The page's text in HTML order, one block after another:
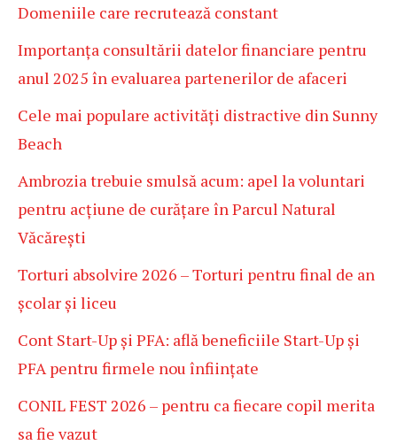
Domeniile care recrutează constant
Importanța consultării datelor financiare pentru
anul 2025 în evaluarea partenerilor de afaceri
Cele mai populare activități distractive din Sunny
Beach
Ambrozia trebuie smulsă acum: apel la voluntari
pentru acțiune de curățare în Parcul Natural
Văcărești
Torturi absolvire 2026 – Torturi pentru final de an
școlar și liceu
Cont Start-Up și PFA: află beneficiile Start-Up și
PFA pentru firmele nou înființate
CONIL FEST 2026 – pentru ca fiecare copil merita
sa fie vazut